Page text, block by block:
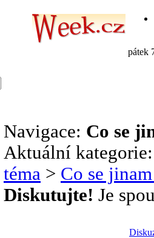
pátek
Navigace: Co se
Aktuální
téma > Co se
Diskutujte! Je